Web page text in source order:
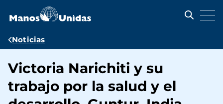
contenido
Ruta
navegación
Noticias
Victoria Narichiti y su
trabajo por la salud y el